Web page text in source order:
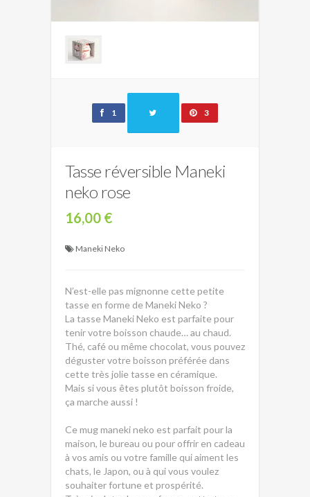
1 3
Tasse réversible Maneki
neko rose
16,00 €
Maneki Neko
N’est-elle pas mignonne cette petite
tasse en forme de Maneki Neko ?
La tasse Maneki Neko est parfaite pour
tenir votre boisson chaude… au chaud.
Thé, café ou même chocolat, vous pouvez
déguster votre boisson préférée dans
cette très jolie tasse en céramique.
Mais si vous êtes plutôt boisson froide,
ça marche aussi !
Ce mug maneki neko est parfait pour la
maison, le bureau ou pour offrir en cadeau
à vos amis ou votre famille qui aiment les
chats, le Japon, ou à qui vous voulez
souhaiter fortune et prospérité.